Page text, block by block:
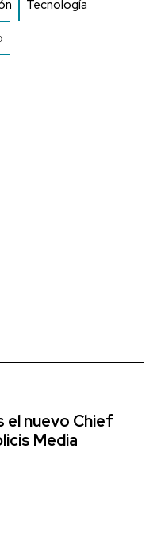
Tecnología
el nuevo Chief
Media